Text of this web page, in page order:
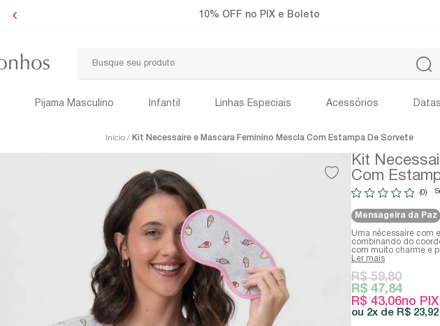
Frete Grátis a partir de R$299
Pijama Masculino Infantil Linhas Especiais Acessórios
Início Kit Necessaire e Mascara Feminino Mescla Com Estampa De Sorvete
Kit
Com
(0)
Mensageira da Paz
Uma nécessaire com
combinando do
com muito charme e
Ler mais
R$ 43,06no
R$ 59,80
R$ 47,84
2x R$ 23,92